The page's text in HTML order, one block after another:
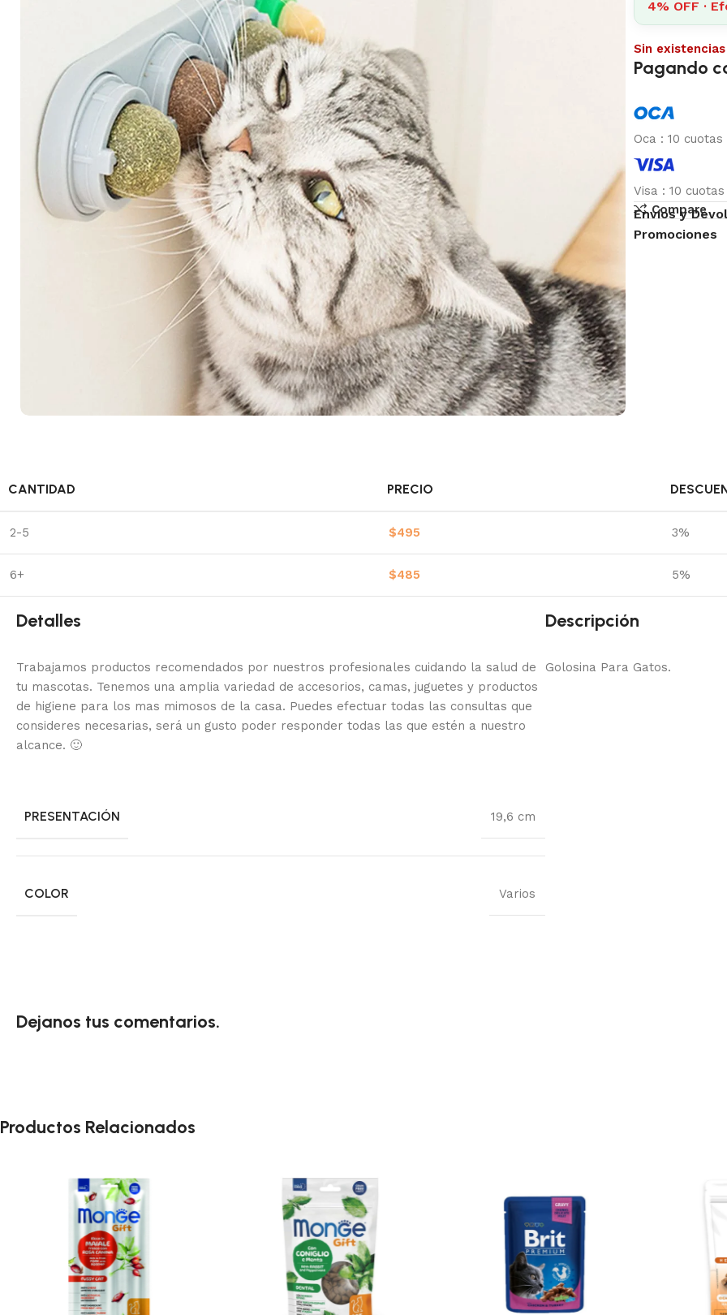
4% OFF ·
Sin existencias
Pagando
Oca : 10
Visa : 10
Compare
Envíos y
Promociones
CANTIDAD PRECIO
2-5 $495 3%
6+ $485 5%
Detalles
Trabajamos productos recomendados por nuestros profesionales cuidando la salud de
tu mascotas. Tenemos una amplia variedad de accesorios, camas, juguetes y productos
de higiene para los mas mimosos de la casa. Puedes efectuar todas las consultas que
consideres necesarias, será un gusto poder responder todas las que estén a nuestro
alcance. 🙂
PRESENTACIÓN 19,6 cm
COLOR Varios
Descripción
Golosina Para Gatos.
Dejanos tus comentarios.
Productos Relacionados